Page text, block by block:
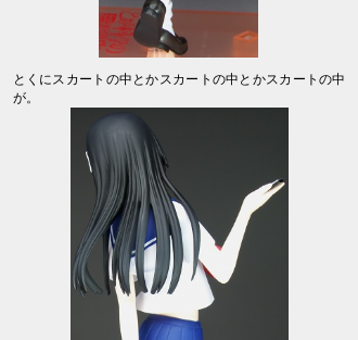
とくにスカートの中とかスカートの中とかスカートの中
が。